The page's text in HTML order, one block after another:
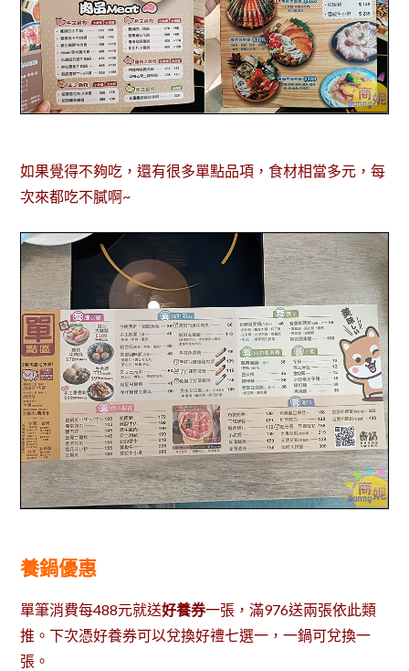
如果覺得不夠吃，還有很多單點品項，食材相當多元，每
次來都吃不膩啊~
養鍋優惠
單筆消費每488元就送好養券一張，滿976送兩張依此類
推。下次憑好養券可以兌換好禮七選一，一鍋可兌換一
張。